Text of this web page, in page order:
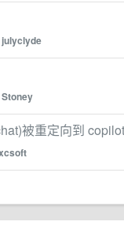
julyclyde
Stoney
被重定向到